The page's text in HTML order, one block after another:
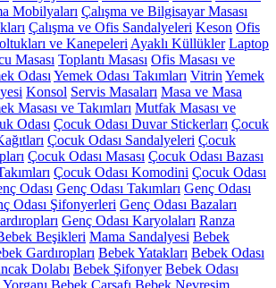
Mobilyaları Çalışma ve Bilgisayar Masası
Çalışma ve Ofis Sandalyeleri Keson Ofis
ve Kanepeleri Ayaklı Küllükler Laptop
Masası Toplantı Masası Ofis Masası ve
Odası Yemek Odası Takımları Vitrin Yemek
Konsol Servis Masaları Masa ve Masa
Masası ve Takımları Mutfak Masası ve
Odası Çocuk Odası Duvar Stickerları Çocuk
Çocuk Odası Sandalyeleri Çocuk
Çocuk Odası Masası Çocuk Odası Bazası
Çocuk Odası Komodini Çocuk Odası
Odası Genç Odası Takımları Genç Odası
Odası Şifonyerleri Genç Odası Bazaları
Genç Odası Karyolaları Ranza
Beşikleri Mama Sandalyesi Bebek
Gardıropları Bebek Yatakları Bebek Odası
Dolabı Bebek Şifonyer Bebek Odası
Bebek Çarşafı Bebek Nevresim